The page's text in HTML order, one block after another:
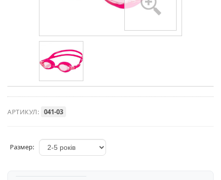
АРТИКУЛ: 041-03
Размер: